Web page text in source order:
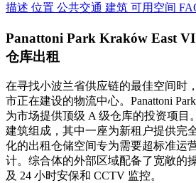
描述 位置 公共交通 建筑 可用空间
Panattoni Park Kraków East
仓库出租
在寻找小波兰省供应链的最佳空间时
市正在建设的物流中心。Panattoni
为市场提供顶级 A 级仓库的投资项目
建筑组成，其中一座为新租户提供完
化的出租仓储空间专为需要超标准运
计。综合体的外部区域配备了宽敞的
及 24 小时安保和 CCTV 监控。